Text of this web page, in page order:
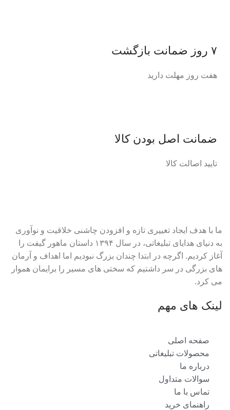
۷ روز ضمانت بازگشت
هفت روز مهلت دارید
ضمانت اصل‌ بودن کالا
تایید اصالت کالا
ما با هدف ایجاد تغییری تازه و افزودن چاشنی خلاقیت و نوآوری
به دنیای هدایای تبلیغاتی، در سال ۱۳۹۴ داستان ماهور گیفت را
آغاز کردیم. اگرچه در ابتدا چندان بزرگ نبودیم اما اهداف و آرمان
های بزرگی در سر داشتیم که سختی های مسیر را برایمان هموار
می کرد.
لینک های مهم
صفحه اصلی
محصولات تبلیغاتی
درباره ما
سوالات متداول
تماس با ما
راهنمای خرید